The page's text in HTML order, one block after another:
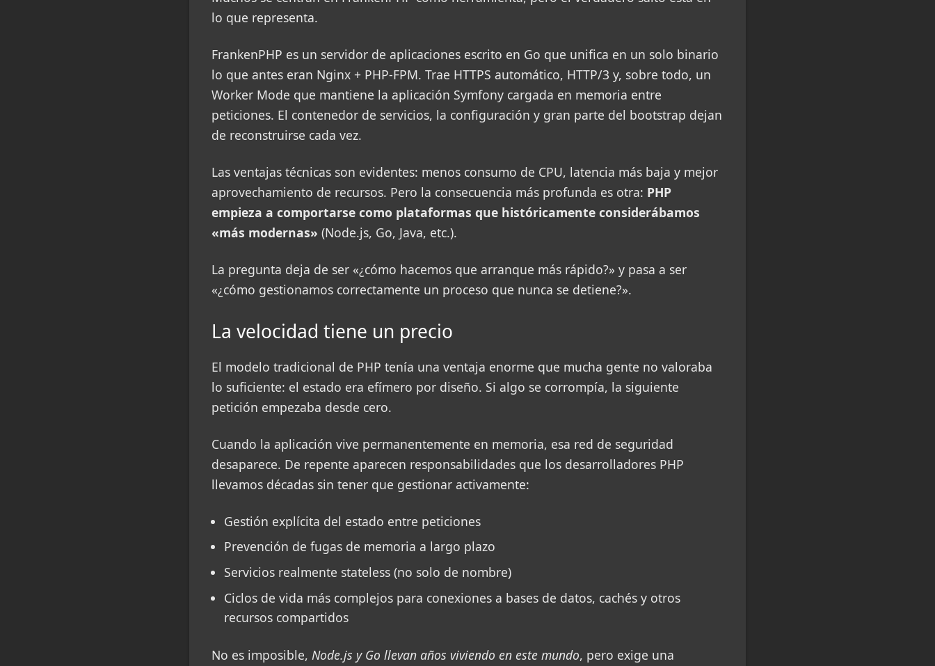
lo que representa.
FrankenPHP es un servidor de aplicaciones escrito en Go que unifica en un solo binario
lo que antes eran Nginx + PHP-FPM. Trae HTTPS automático, HTTP/3 y, sobre todo, un
Worker Mode que mantiene la aplicación Symfony cargada en memoria entre
peticiones. El contenedor de servicios, la configuración y gran parte del bootstrap dejan
de reconstruirse cada vez.
Las ventajas técnicas son evidentes: menos consumo de CPU, latencia más baja y mejor
aprovechamiento de recursos. Pero la consecuencia más profunda es otra: PHP
empieza a comportarse como plataformas que históricamente considerábamos
«más modernas» (Node.js, Go, Java, etc.).
La pregunta deja de ser «¿cómo hacemos que arranque más rápido?» y pasa a ser
«¿cómo gestionamos correctamente un proceso que nunca se detiene?».
La velocidad tiene un precio
El modelo tradicional de PHP tenía una ventaja enorme que mucha gente no valoraba
lo suficiente: el estado era efímero por diseño. Si algo se corrompía, la siguiente
petición empezaba desde cero.
Cuando la aplicación vive permanentemente en memoria, esa red de seguridad
desaparece. De repente aparecen responsabilidades que los desarrolladores PHP
llevamos décadas sin tener que gestionar activamente:
Gestión explícita del estado entre peticiones
Prevención de fugas de memoria a largo plazo
Servicios realmente stateless (no solo de nombre)
Ciclos de vida más complejos para conexiones a bases de datos, cachés y otros
recursos compartidos
No es imposible, Node.js y Go llevan años viviendo en este mundo, pero exige una